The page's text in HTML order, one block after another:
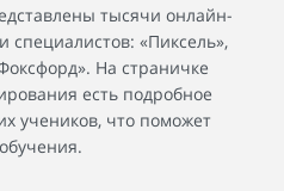
тысячи онлайн-
специалистов: «Пиксель»,
На страничке
есть подробное
учеников, что поможет